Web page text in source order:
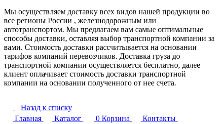
Мы осуществляем доставку всех видов нашей продукции во
все регионы России , железнодорожным или
автотранспортом. Мы предлагаем вам самые оптимальные
способы доставки, оставляя выбор транспортной компании за
вами. Стоимость доставки рассчитывается на основании
тарифов компаний перевозчиков. Доставка груза до
транспортной компании осуществляется бесплатно, далее
клиент оплачивает стоимость доставки транспортной
компании на основании полученного от нее счета.
Назад к списку
Главная
Каталог 0 Корзина
Контакты